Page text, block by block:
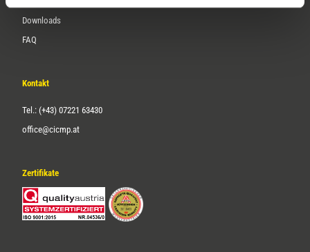
Downloads
FAQ
Kontakt
Tel.: (+43) 07221 63430
office@cicmp.at
Zertifikate